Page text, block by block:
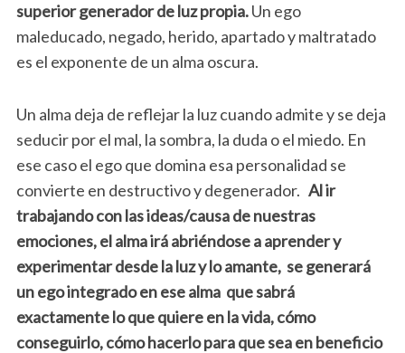
superior generador de luz propia.Un ego
maleducado, negado, herido, apartado y maltratado
es el exponente de un alma oscura.
Un alma deja de reflejar la luz cuando admite y se deja
seducir por el mal, la sombra, la duda o el miedo. En
ese caso el ego que domina esa personalidad se
convierte en destructivo y degenerador. Al ir
trabajando con las ideas/causa de nuestras
emociones, el alma irá abriéndose a aprender y
experimentar desde la luz y lo amante, se generará
un ego integrado en ese alma que sabrá
exactamente lo que quiere en la vida, cómo
conseguirlo, cómo hacerlo para que sea en beneficio